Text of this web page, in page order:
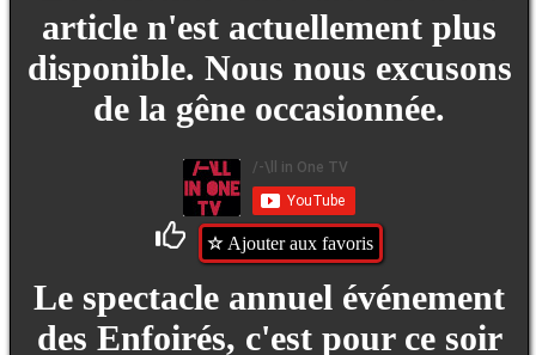
article n'est actuellement plus
disponible. Nous nous excusons
de la gêne occasionnée.
Ajouter aux favoris
Le spectacle annuel événement
des Enfoirés, c'est pour ce soir